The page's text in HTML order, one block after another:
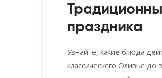
праздника
Узнайте, какие блюда
классического Оливье до